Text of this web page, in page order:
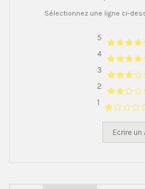
Sélectionnez une ligne ci-
5
4
3
2
1
Ecrire un